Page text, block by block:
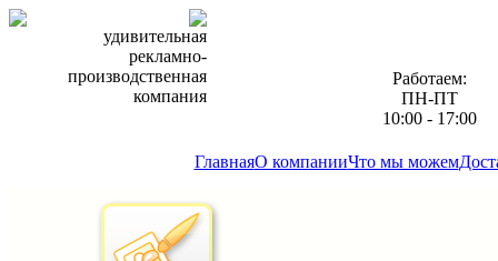
удивительная
рекламно-
производственная
компания
Работаем:
ПН-ПТ
10:00 - 17:00
ГлавнаяО компанииЧто мы можем